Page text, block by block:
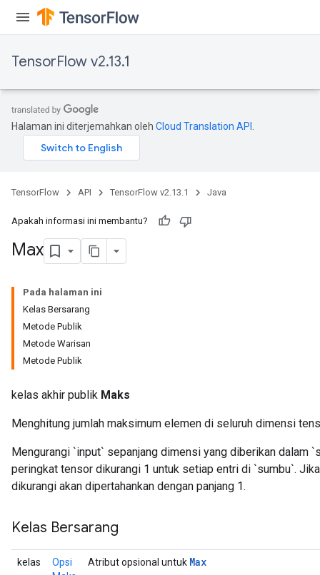
TensorFlow v2.13.1
Halaman ini diterjemahkan oleh Cloud Translation API
TensorFlow API TensorFlow v2.13.1 Java
Apakah informasi ini membantu?
Max
Pada halaman ini
Kelas Bersarang
Metode Publik
Metode Warisan
Metode Publik
kelas akhir publik Maks
Menghitung jumlah maksimum elemen di seluruh dimensi
Mengurangi `input` sepanjang dimensi yang diberikan dalam
peringkat tensor dikurangi 1 untuk setiap entri di `sumbu`.
dikurangi akan dipertahankan dengan panjang 1.
Kelas Bersarang
kelas
Opsi
Atribut opsional untuk Max